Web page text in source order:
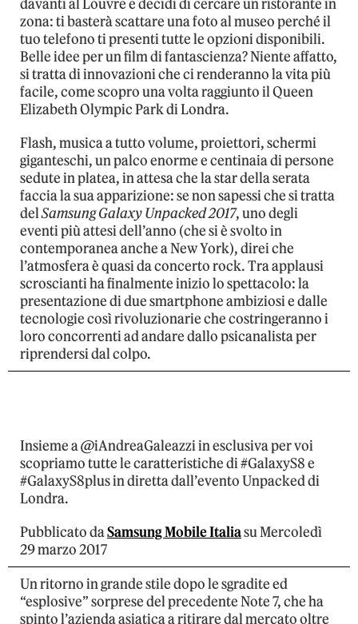
davanti al Louvre e decidi di cercare un ristorante in
zona: ti basterà scattare una foto al museo perché il
tuo telefono ti presenti tutte le opzioni disponibili.
Belle idee per un film di fantascienza? Niente affatto,
si tratta di innovazioni che ci renderanno la vita più
facile, come scopro una volta raggiunto il Queen
Elizabeth Olympic Park di Londra.
Flash, musica a tutto volume, proiettori, schermi
giganteschi, un palco enorme e centinaia di persone
sedute in platea, in attesa che la star della serata
faccia la sua apparizione: se non sapessi che si tratta
delSamsung Galaxy Unpacked 2017, uno degli
eventi più attesi dell’anno (che si è svolto in
contemporanea anche a New York), direi che
l’atmosfera è quasi da concerto rock. Tra applausi
scroscianti ha finalmente inizio lo spettacolo: la
presentazione di due smartphone ambiziosi e dalle
tecnologie così rivoluzionarie che costringeranno i
loro concorrenti ad andare dallo psicanalista per
riprendersi dal colpo.
Insieme a @iAndreaGaleazzi in esclusiva per voi
scopriamo tutte le caratteristiche di #GalaxyS8 e
#GalaxyS8plus in diretta dall’evento Unpacked di
Londra.
Pubblicato daSamsung Mobile Italiasu Mercoledì
29 marzo 2017
Un ritorno in grande stile dopo le sgradite ed
“esplosive” sorprese del precedente Note 7, che ha
spinto l’azienda asiatica a ritirare dal mercato oltre